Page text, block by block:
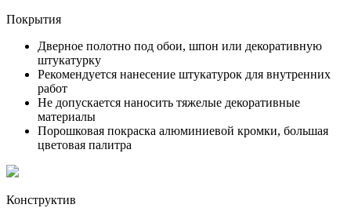
Покрытия
Дверное полотно под обои, шпон или декоративную
штукатурку
Рекомендуется нанесение штукатурок для внутренних
работ
Не допускается наносить тяжелые декоративные
материалы
Порошковая покраска алюминиевой кромки, большая
цветовая палитра
Конструктив